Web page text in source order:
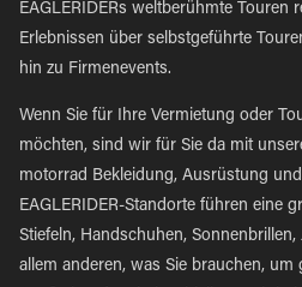
EAGLERIDERs weltberühmte Touren
Erlebnissen über selbstgeführte
hin zu Firmenevents.
Wenn Sie für Ihre Vermietung oder
möchten, sind wir für Sie da mit
motorrad Bekleidung, Ausrüstung
EAGLERIDER-Standorte führen eine
Stiefeln, Handschuhen, Sonnenbrillen,
allem anderen, was Sie brauchen,